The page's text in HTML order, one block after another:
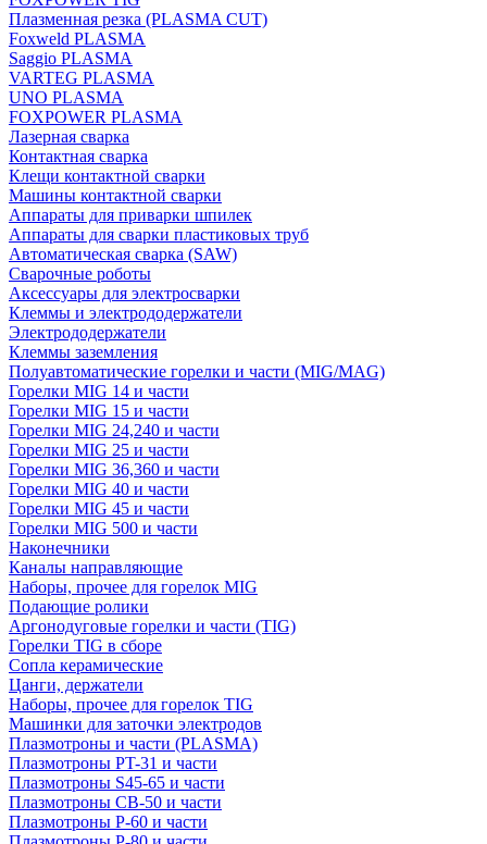
Плазменная резка (PLASMA CUT)
Foxweld PLASMA
Saggio PLASMA
VARTEG PLASMA
UNO PLASMA
FOXPOWER PLASMA
Лазерная сварка
Контактная сварка
Клещи контактной сварки
Машины контактной сварки
Аппараты для приварки шпилек
Аппараты для сварки пластиковых труб
Автоматическая сварка (SAW)
Сварочные роботы
Аксессуары для электросварки
Клеммы и электрододержатели
Электрододержатели
Клеммы заземления
Полуавтоматические горелки и части (MIG/MAG)
Горелки MIG 14 и части
Горелки MIG 15 и части
Горелки MIG 24,240 и части
Горелки MIG 25 и части
Горелки MIG 36,360 и части
Горелки MIG 40 и части
Горелки MIG 45 и части
Горелки MIG 500 и части
Наконечники
Каналы направляющие
Наборы, прочее для горелок MIG
Подающие ролики
Аргонодуговые горелки и части (TIG)
Горелки TIG в сборе
Сопла керамические
Цанги, держатели
Наборы, прочее для горелок TIG
Машинки для заточки электродов
Плазмотроны и части (PLASMA)
Плазмотроны PT-31 и части
Плазмотроны S45-65 и части
Плазмотроны CB-50 и части
Плазмотроны Р-60 и части